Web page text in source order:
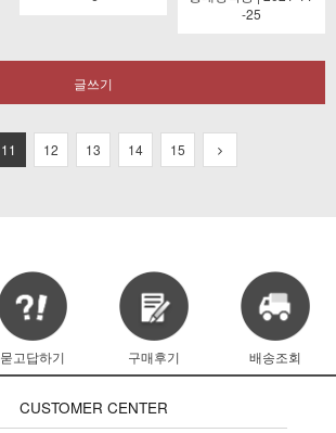
-25
글쓰기
11 12 13 14 15
묻고답하기 구매후기 배송조회
CUSTOMER CENTER